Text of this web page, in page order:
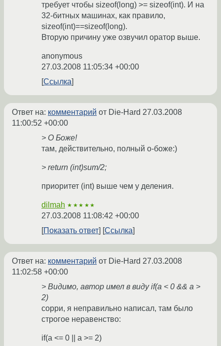
требует чтобы sizeof(long) >= sizeof(int). И на
32-битных машинах, как правило,
sizeof(int)==sizeof(long).
Вторую причину уже озвучил оратор выше.
anonymous
27.03.2008 11:05:34 +00:00
Ссылка
Ответ на: комментарий от Die-Hard 27.03.2008
11:00:52 +00:00
> О Боже!
там, действительно, полный о-боже:)
> return (int)sum/2;
приоритет (int) выше чем у деления.
dilmah ★★★★★
27.03.2008 11:08:42 +00:00
Показать ответ
Ссылка
Ответ на: комментарий от Die-Hard 27.03.2008
11:02:58 +00:00
> Видимо, автор имел в виду if(a < 0 && a >
2)
сорри, я неправильно написал, там было
строгое неравенство:
if(a <= 0 || a >= 2)